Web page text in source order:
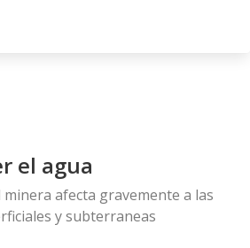
el agua
minera afecta gravemente a las
y subterraneas